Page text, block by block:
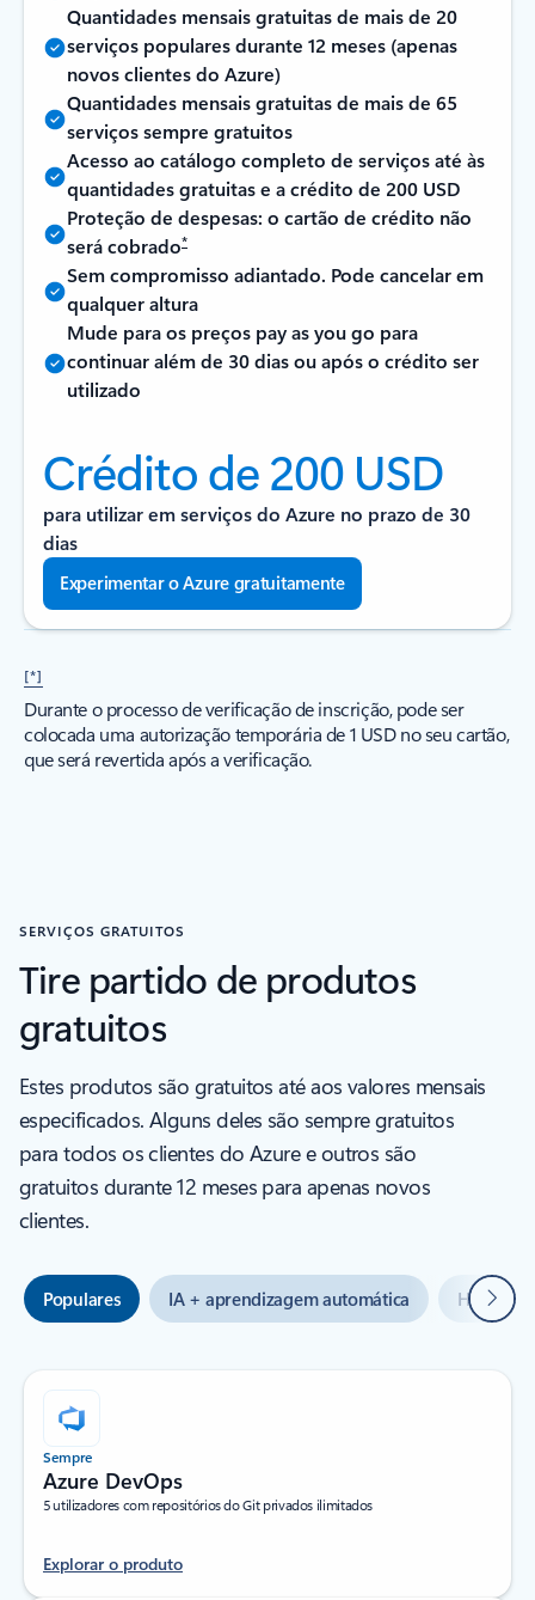
Quantidades mensais gratuitas de mais de 20
serviços populares durante 12 meses (apenas
novos clientes do Azure)
Quantidades mensais gratuitas de mais de 65
serviços sempre gratuitos
Acesso ao catálogo completo de serviços até às
quantidades gratuitas e a crédito de 200 USD
Proteção de despesas: o cartão de crédito não
será cobrado*
Sem compromisso adiantado. Pode cancelar em
qualquer altura
Mude para os preços pay as you go para
continuar além de 30 dias ou após o crédito ser
utilizado
Crédito de 200 USD
para utilizar em serviços do Azure no prazo de 30
dias
Experimentar o Azure gratuitamente
[*]
Durante o processo de verificação de inscrição, pode ser
colocada uma autorização temporária de 1 USD no seu cartão,
que será revertida após a verificação.
SERVIÇOS GRATUITOS
Tire partido de produtos
gratuitos
Estes produtos são gratuitos até aos valores mensais
especificados. Alguns deles são sempre gratuitos
para todos os clientes do Azure e outros são
gratuitos durante 12 meses para apenas novos
clientes.
Populares IA + aprendizagem automática Híbrido
Sempre
Azure DevOps
5 utilizadores com repositórios do Git privados ilimitados
Explorar o produto